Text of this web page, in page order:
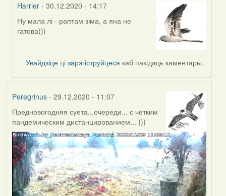
Harrier - 30.12.2020 - 14:17
In
reply
Peregrinus
Ну мала лі - раптам зіма, а яна не
гатова)))
Увайдзіце цізарэгіструйцеся каб пакідаць каментары.
Peregrinus- 29.12.2020 - 11:07
Предновогодняя суета...очереди... с четким
пандемическим дистанцированием... )))